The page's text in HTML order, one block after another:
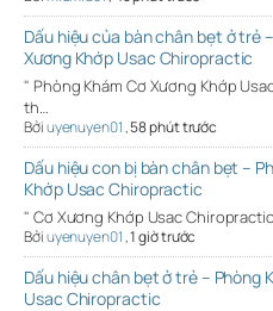
Dấu hiệu của bàn chân bẹt ở trẻ
Xương Khớp Usac Chiropractic
" Phòng Khám Cơ Xương Khớp
th…
Bởiuyenuyen01,58 phút trước
Dấu hiệu con bị bàn chân bẹt –
Khớp Usac Chiropractic
" Cơ Xương Khớp Usac
Bởiuyenuyen01,1 giờ trước
Dấu hiệu chân bẹt ở trẻ – Phòng
Usac Chiropractic